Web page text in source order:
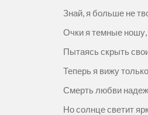
Знай, я больше не
Очки я темные ношу,
Пытаясь скрыть
Теперь я вижу
Смерть любви
Но солнце светит